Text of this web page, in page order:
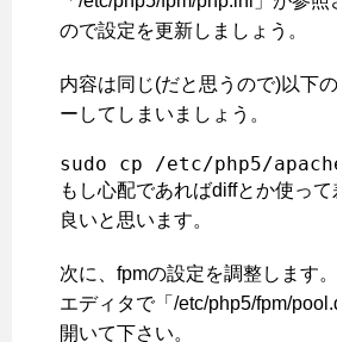
ので設定を更新しましょう。
内容は同じ(だと思うので)以下
ーしてしまいましょう。
sudo cp /etc/php5/
もし心配であればdiffとか使っ
良いと思います。
次に、fpmの設定を調整します。
エディタで「/etc/php5/fpm/
開いて下さい。